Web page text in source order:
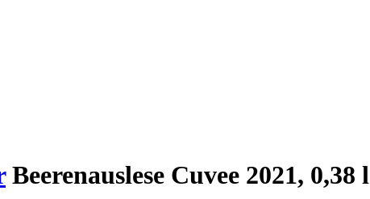
Beerenauslese Cuvee 2021, 0,38 l